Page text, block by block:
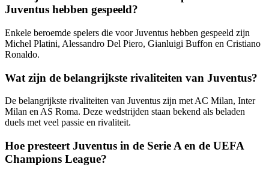
Juventus hebben gespeeld?
Enkele beroemde spelers die voor Juventus hebben gespeeld zijn
Michel Platini, Alessandro Del Piero, Gianluigi Buffon en Cristiano
Ronaldo.
Wat zijn de belangrijkste rivaliteiten van Juventus?
De belangrijkste rivaliteiten van Juventus zijn met AC Milan, Inter
Milan en AS Roma. Deze wedstrijden staan bekend als beladen
duels met veel passie en rivaliteit.
Hoe presteert Juventus in de Serie A en de UEFA
Champions League?